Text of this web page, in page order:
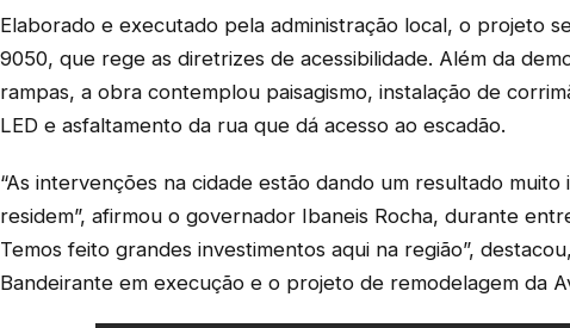
Elaborado e executado pela administração local, o projeto
9050, que rege as diretrizes de acessibilidade. Além da
rampas, a obra contemplou paisagismo, instalação de
LED e asfaltamento da rua que dá acesso ao escadão.
“As intervenções na cidade estão dando um resultado
residem”, afirmou o governador Ibaneis Rocha, durante
Temos feito grandes investimentos aqui na região”,
Bandeirante em execução e o projeto de remodelagem da